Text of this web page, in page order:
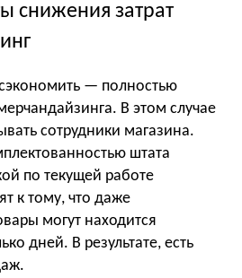
снижения затрат
— полностью
В этом случае
сотрудники магазина.
штата
по текущей работе
к тому, что даже
могут находится
дней. В результате, есть